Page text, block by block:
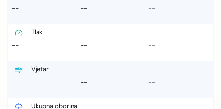
--
-- --
Tlak
--
-- --
Vjetar
--
--
Ukupna oborina